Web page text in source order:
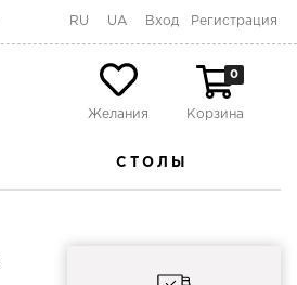
RU UA Вход Регистрация
Желания
0
Корзина
СТОЛЫ